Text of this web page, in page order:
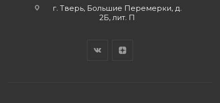
г. Тверь, Большие Перемерки, д.
2Б, лит. П